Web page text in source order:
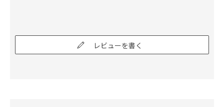
レビューを書く